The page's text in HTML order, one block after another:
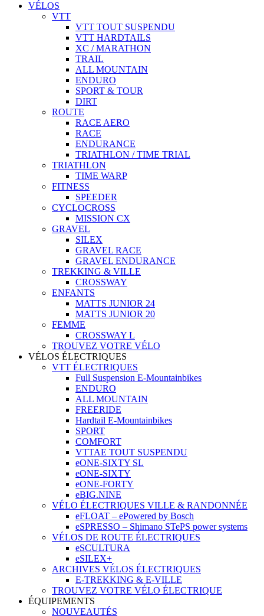
VÉLOS
VTT
VTT TOUT SUSPENDU
VTT HARDTAILS
XC / MARATHON
TRAIL
ALL MOUNTAIN
ENDURO
SPORT & TOUR
DIRT
ROUTE
RACE AERO
RACE
ENDURANCE
TRIATHLON / TIME TRIAL
TRIATHLON
TIME WARP
FITNESS
SPEEDER
CYCLOCROSS
MISSION CX
GRAVEL
SILEX
GRAVEL RACE
GRAVEL ENDURANCE
TREKKING & VILLE
CROSSWAY
ENFANTS
MATTS JUNIOR 24
MATTS JUNIOR 20
FEMME
CROSSWAY L
TROUVEZ VOTRE VÉLO
VÉLOS ÉLECTRIQUES
VTT ÉLECTRIQUES
Full Suspension E-Mountainbikes
ENDURO
ALL MOUNTAIN
FREERIDE
Hardtail E-Mountainbikes
SPORT
COMFORT
VTTAE TOUT SUSPENDU
eONE-SIXTY SL
eONE-SIXTY
eONE-FORTY
eBIG.NINE
VÉLO ÉLECTRIQUES VILLE & RANDONNÉE
eFLOAT – ePowered by Bosch
eSPRESSO – Shimano STePS power systems
VÉLOS DE ROUTE ÉLECTRIQUES
eSCULTURA
eSILEX+
ARCHIVES VÉLOS ÉLECTRIQUES
E-TREKKING & E-VILLE
TROUVEZ VOTRE VÉLO ÉLECTRIQUE
ÉQUIPEMENTS
NOUVEAUTÉS